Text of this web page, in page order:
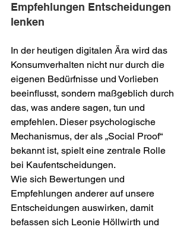
Empfehlungen Entscheidungen
lenken
In der heutigen digitalen Ära wird das
Konsumverhalten nicht nur durch die
eigenen Bedürfnisse und Vorlieben
beeinflusst, sondern maßgeblich durch
das, was andere sagen, tun und
empfehlen. Dieser psychologische
Mechanismus, der als „Social Proof“
bekannt ist, spielt eine zentrale Rolle
bei Kaufentscheidungen.
Wie sich Bewertungen und
Empfehlungen anderer auf unsere
Entscheidungen auswirken, damit
befassen sich Leonie Höllwirth und